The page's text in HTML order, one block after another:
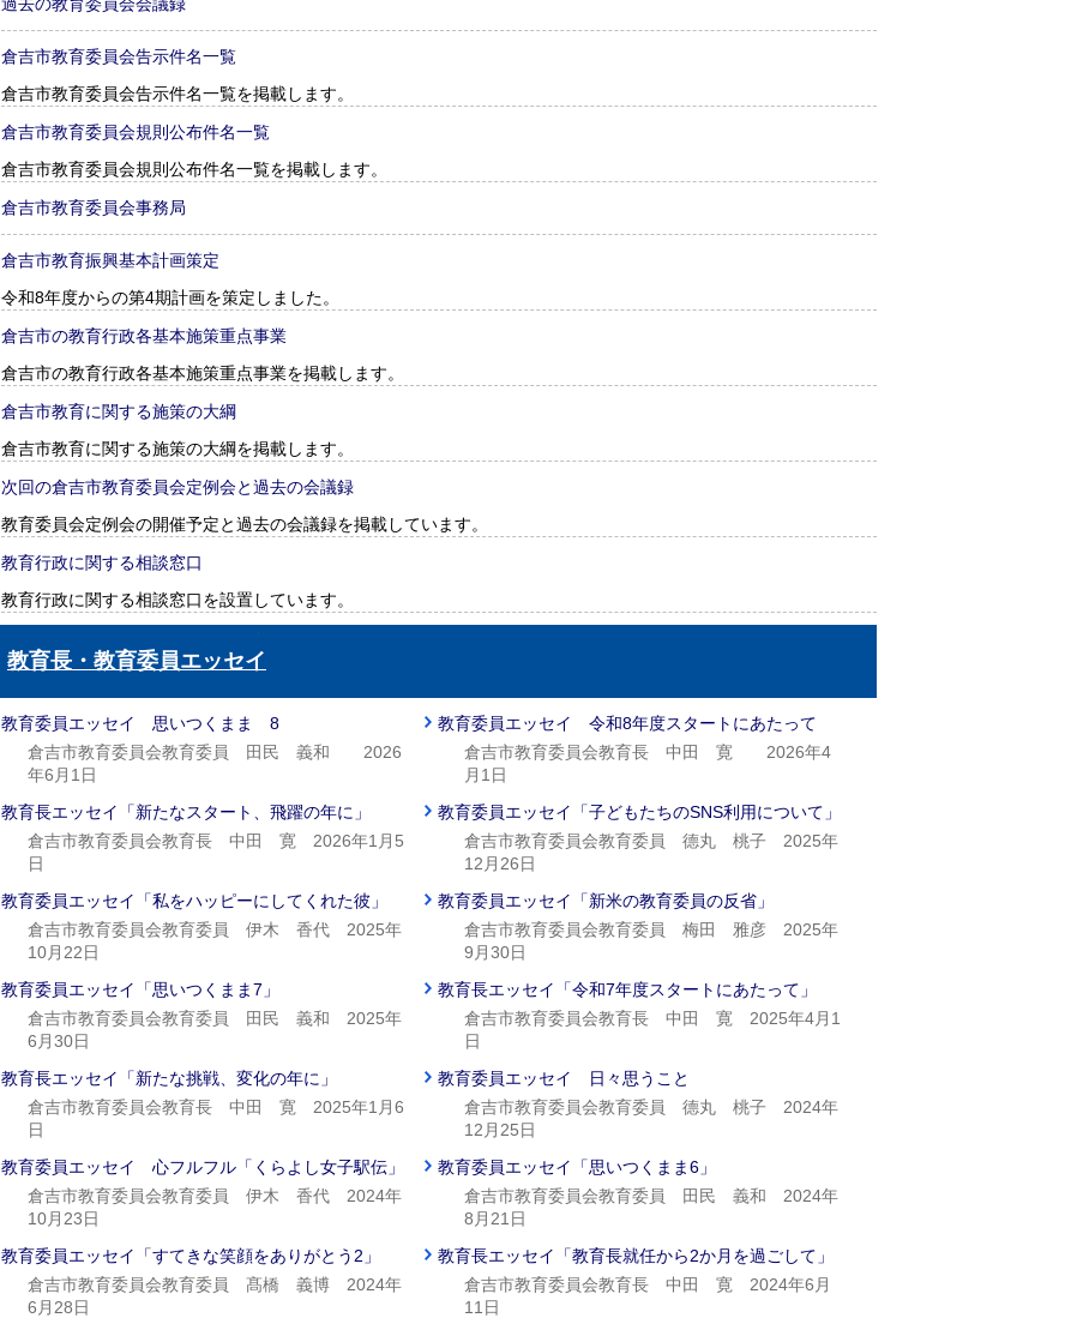
倉吉市教育委員会告示件名一覧
倉吉市教育委員会告示件名一覧を掲載します。
倉吉市教育委員会規則公布件名一覧
倉吉市教育委員会規則公布件名一覧を掲載します。
倉吉市教育委員会事務局
倉吉市教育振興基本計画策定
令和8年度からの第4期計画を策定しました。
倉吉市の教育行政各基本施策重点事業
倉吉市の教育行政各基本施策重点事業を掲載します。
倉吉市教育に関する施策の大綱
倉吉市教育に関する施策の大綱を掲載します。
次回の倉吉市教育委員会定例会と過去の会議録
教育委員会定例会の開催予定と過去の会議録を掲載しています。
教育行政に関する相談窓口
教育行政に関する相談窓口を設置しています。
教育長・教育委員エッセイ
教育委員エッセイ 思いつくまま 8
倉吉市教育委員会教育委員 田民 義和 2026
年6月1日
教育委員エッセイ 令和8年度スタートにあたって
倉吉市教育委員会教育長 中田 寛 2026年4
月1日
教育長エッセイ「新たなスタート、飛躍の年に」
倉吉市教育委員会教育長 中田 寛 2026年1月5
日
教育委員エッセイ「子どもたちのSNS利用について」
倉吉市教育委員会教育委員 德丸 桃子 2025年
12月26日
教育委員エッセイ「私をハッピーにしてくれた彼」
倉吉市教育委員会教育委員 伊木 香代 2025年
10月22日
教育委員エッセイ「新米の教育委員の反省」
倉吉市教育委員会教育委員 梅田 雅彦 2025年
9月30日
教育委員エッセイ「思いつくまま7」
倉吉市教育委員会教育委員 田民 義和 2025年
6月30日
教育長エッセイ「令和7年度スタートにあたって」
倉吉市教育委員会教育長 中田 寛 2025年4月1
日
教育長エッセイ「新たな挑戦、変化の年に」
倉吉市教育委員会教育長 中田 寛 2025年1月6
日
教育委員エッセイ 日々思うこと
倉吉市教育委員会教育委員 德丸 桃子 2024年
12月25日
教育委員エッセイ 心フルフル「くらよし女子駅伝」
倉吉市教育委員会教育委員 伊木 香代 2024年
10月23日
教育委員エッセイ「思いつくまま6」
倉吉市教育委員会教育委員 田民 義和 2024年
8月21日
教育委員エッセイ「すてきな笑顔をありがとう2」
倉吉市教育委員会教育委員 髙橋 義博 2024年
6月28日
教育長エッセイ「教育長就任から2か月を過ごして」
倉吉市教育委員会教育長 中田 寛 2024年6月
11日